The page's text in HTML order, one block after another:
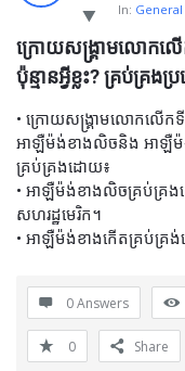
In:
ក្រោយសង្រ្គាមលោកលើ
ប៉ុន្មានអ្វីខ្លះ? គ្រប់គ្រង
• ក្រោយសង្រ្គាមលោកលើក
អាឡឺម៉ង់ខាងលិចនិង អាឡឺម៉
គ្រប់គ្រងដោយ៖
• អាឡឺម៉ង់ខាងលិចគ្រប់គ្រង
សហរដ្ឋមេរិក។
• អាឡឺម៉ង់ខាងកើតគ្រប់គ្
0 Answers
0 Share